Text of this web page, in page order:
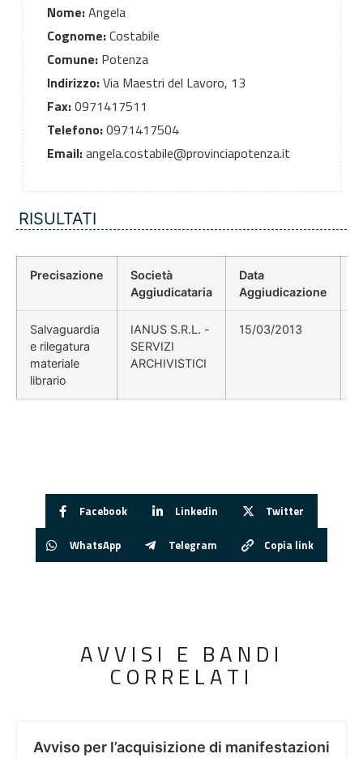
Nome:Angela
Cognome:Costabile
Comune:Potenza
Indirizzo:Via Maestri del Lavoro, 13
Fax:0971417511
Telefono:0971417504
Email:angela.costabile@provinciapotenza.it
RISULTATI
Precisazione
Società
Aggiudicataria
Data
Aggiudicazione
Salvaguardia
e rilegatura
materiale
librario
IANUS S.R.L. -
SERVIZI
ARCHIVISTICI
15/03/2013
Facebook Linkedin Twitter
WhatsApp Telegram Copia link
AVVISI E BANDI
CORRELATI
Avviso per l’acquisizione di manifestazioni